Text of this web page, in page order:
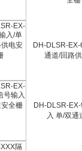
DH-DLSR-
通道/回路
DH-DLSR-
入 单/双通